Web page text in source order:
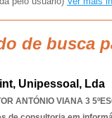
de busca
Unipessoal, Lda
ANTÓNIO VIANA 3